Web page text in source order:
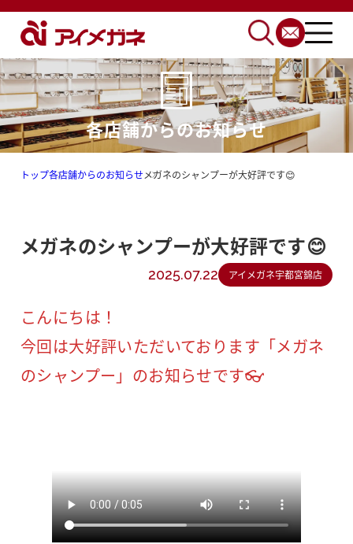
各店舗からのお知らせ
トップ各店舗からのお知らせメガネのシャンプーが大好評です😊
メガネのシャンプーが大好評です😊
2025.07.22 アイメガネ宇都宮錦店
こんにちは！
今回は大好評いただいております「メガネ
のシャンプー」のお知らせです👓